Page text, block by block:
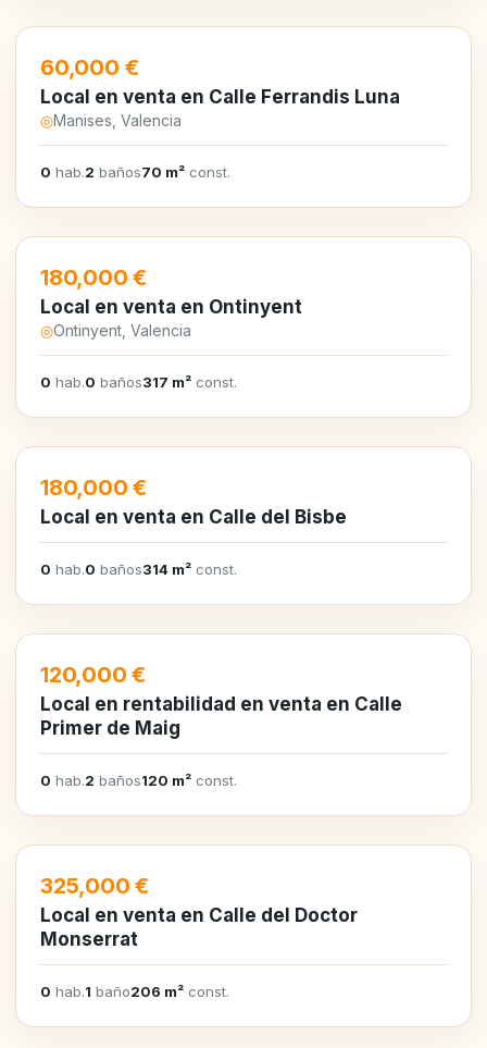
EN VENTA
60,000 €
Local en venta en Calle Ferrandis Luna
◎Manises, Valencia
0 hab.2 baños70 m² const.
EN VENTA
180,000 €
Local en venta en Ontinyent
◎Ontinyent, Valencia
0 hab.0 baños317 m² const.
EN VENTA
180,000 €
Local en venta en Calle del Bisbe
0 hab.0 baños314 m² const.
EN VENTA
120,000 €
Local en rentabilidad en venta en Calle
Primer de Maig
0 hab.2 baños120 m² const.
EN VENTA
325,000 €
Local en venta en Calle del Doctor
Monserrat
0 hab.1 baño206 m² const.